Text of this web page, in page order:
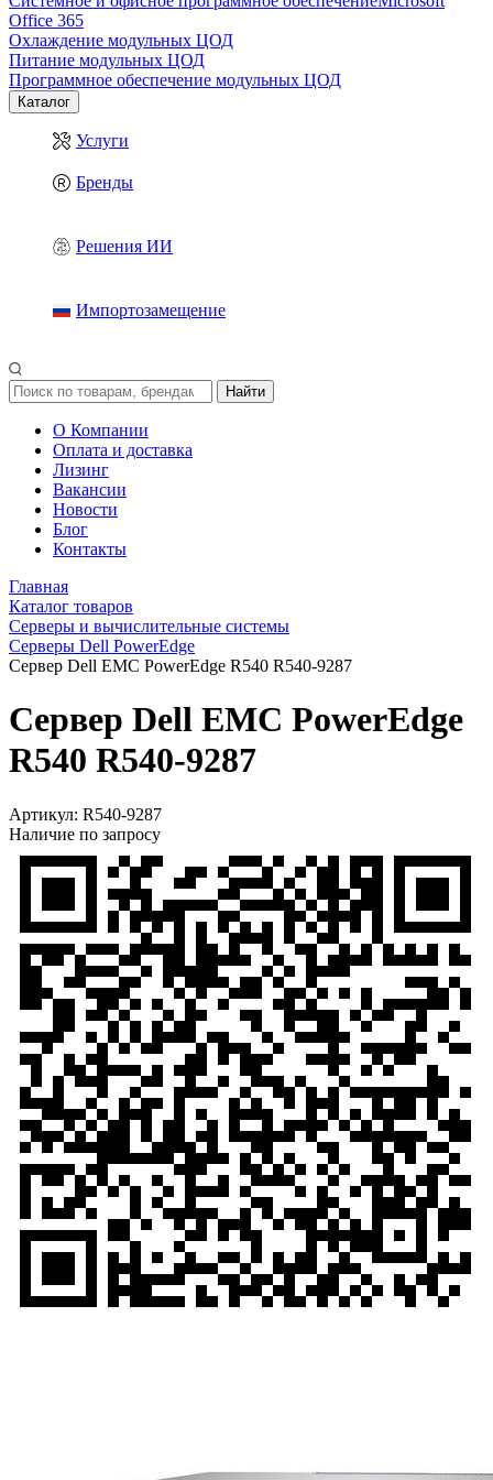
Office 365
Охлаждение модульных ЦОД
Питание модульных ЦОД
Программное обеспечение модульных ЦОД
Каталог
Услуги
Бренды
Решения ИИ
Импортозамещение
Найти
О Компании
Оплата и доставка
Лизинг
Вакансии
Новости
Блог
Контакты
Главная
Каталог товаров
Серверы и вычислительные системы
Серверы Dell PowerEdge
Сервер Dell EMC PowerEdge R540 R540-9287
Сервер Dell EMC PowerEdge
R540 R540-9287
Артикул: R540-9287
Наличие по запросу